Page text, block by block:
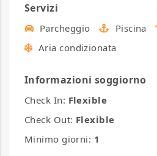
Servizi
Parcheggio Piscina
Aria condizionata
Informazioni soggiorno
Check In: Flexible
Check Out: Flexible
Minimo giorni: 1